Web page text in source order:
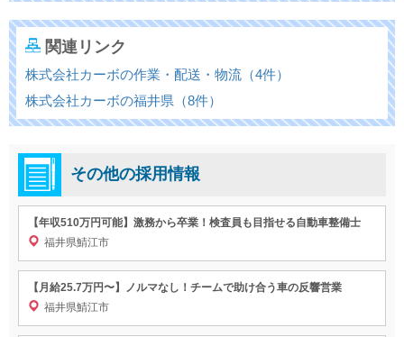
関連リンク
株式会社カーボの作業・配送・物流（4件）
株式会社カーボの福井県（8件）
その他の採用情報
【年収510万円可能】激務から卒業！検査員も目指せる自動車整備士
福井県鯖江市
【月給25.7万円〜】ノルマなし！チームで助け合う車の反響営業
福井県鯖江市